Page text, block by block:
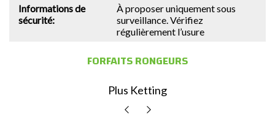
Informations de
sécurité:
À proposer uniquement sous
surveillance. Vérifiez
régulièrement l’usure
FORFAITS RONGEURS
Plus Ketting